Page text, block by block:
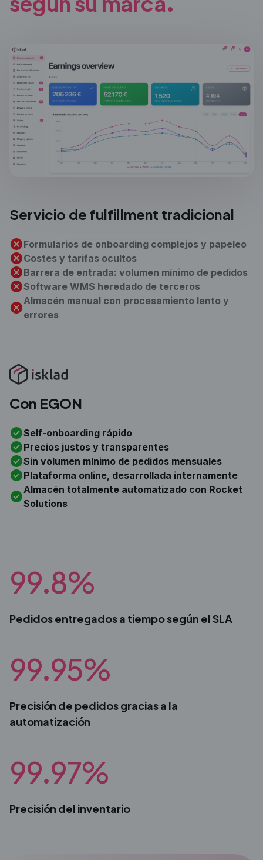
Servicio de fulfillment tradicional
Formularios de onboarding complejos y papeleo
Costes y tarifas ocultos
Barrera de entrada: volumen mínimo de pedidos
Software WMS heredado de terceros
Almacén manual con procesamiento lento y
errores
Con EGON
Self-onboarding rápido
Precios justos y transparentes
Sin volumen mínimo de pedidos mensuales
Plataforma online, desarrollada internamente
Almacén totalmente automatizado con Rocket
Solutions
99.8%
Pedidos entregados a tiempo según el SLA
99.95%
Precisión de pedidos gracias a la
automatización
99.97%
Precisión del inventario